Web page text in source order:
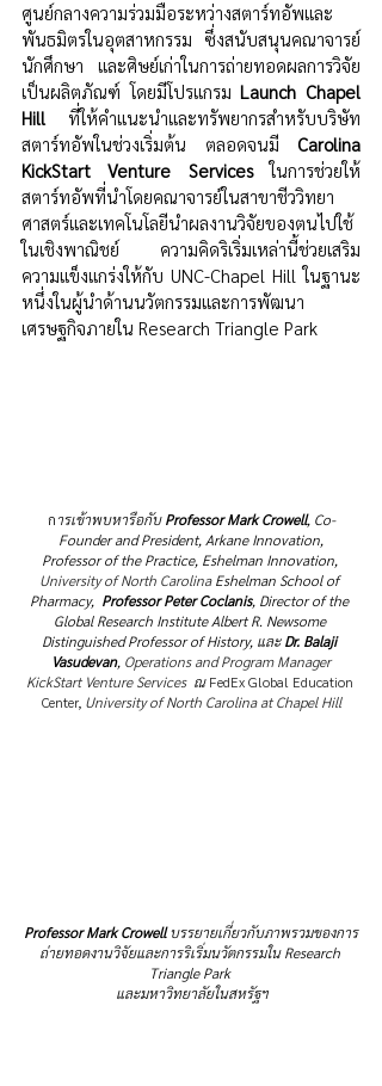
ศูนย์กลางความร่วมมือระหว่างสตาร์ทอัพและ
พันธมิตรในอุตสาหกรรม ซึ่งสนับสนุนคณาจารย์
นักศึกษา และศิษย์เก่าในการถ่ายทอดผลการวิจัย
เป็นผลิตภัณฑ์ โดยมีโปรแกรม Launch Chapel
Hill ที่ให้คำแนะนำและทรัพยากรสำหรับบริษัท
สตาร์ทอัพในช่วงเริ่มต้น ตลอดจนมี Carolina
KickStart Venture Services ในการช่วยให้
สตาร์ทอัพที่นำโดยคณาจารย์ในสาขาชีววิทยา
ศาสตร์และเทคโนโลยีนำผลงานวิจัยของตนไปใช้
ในเชิงพาณิชย์ ความคิดริเริ่มเหล่านี้ช่วยเสริม
ความแข็งแกร่งให้กับ UNC-Chapel Hill ในฐานะ
หนึ่งในผู้นำด้านนวัตกรรมและการพัฒนา
เศรษฐกิจภายใน Research Triangle Park
การเข้าพบหารือกับ Professor Mark Crowell, Co-
Founder and President, Arkane Innovation,
Professor of the Practice, Eshelman Innovation,
University of North Carolina Eshelman School of
Pharmacy, Professor Peter Coclanis, Director of the
Global Research Institute Albert R. Newsome
Distinguished Professor of History, และ Dr. Balaji
Vasudevan, Operations and Program Manager
KickStart Venture Services
  ณ
FedEx Global Education
Center, University of North Carolina at Chapel Hill
Professor Mark Crowell บรรยายเกี่ยวกับภาพรวมของการ
ถ่ายทอดงานวิจัยและการริเริ่มนวัตกรรมใน Research
Triangle Park
และมหาวิทยาลัยในสหรัฐฯ